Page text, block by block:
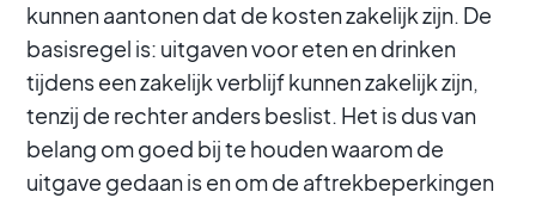
kunnen aantonen dat de kosten zakelijk zijn. De
basisregel is: uitgaven voor eten en drinken
tijdens een zakelijk verblijf kunnen zakelijk zijn,
tenzij de rechter anders beslist. Het is dus van
belang om goed bij te houden waarom de
uitgave gedaan is en om de aftrekbeperkingen